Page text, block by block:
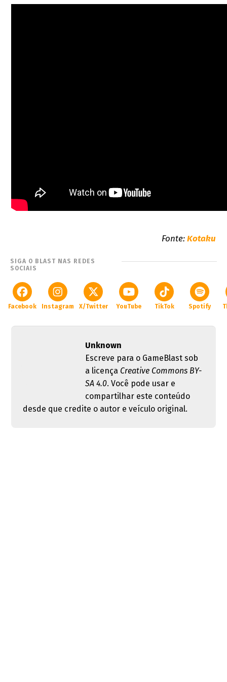
Fonte:Kotaku
SIGA O BLAST NAS REDES
SOCIAIS
Facebook Instagram X/Twitter YouTube TikTok Spotify
Unknown
Escreve para o GameBlast sob
a licença Creative Commons BY-
SA 4.0. Você pode usar e
compartilhar este conteúdo
desde que credite o autor e veículo original.